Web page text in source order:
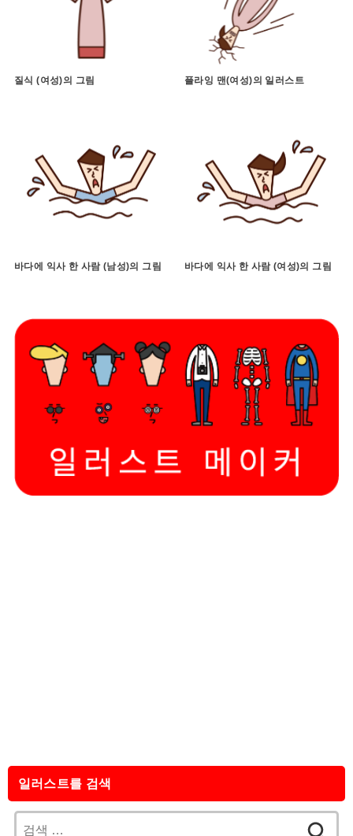
질식 (여성)의 그림 플라잉 맨(여성)의 일러스트
바다에 익사 한 사람 (남성)의 그림 바다에 익사 한 사람 (여성)의 그림
일러스트를 검색